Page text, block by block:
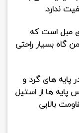
ندارد.
مبل است که
گاه بسیار راحتی
پایه های گرد و
پایه ها از استیل
بالایی